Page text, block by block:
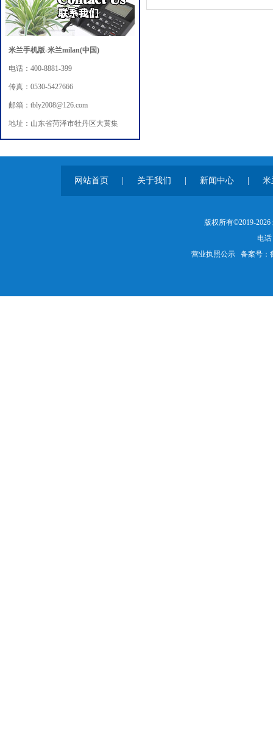
米兰手机版-米兰milan(中国)
电话：400-8881-399
传真：0530-5427666
邮箱：tbly2008@126.com
地址：山东省菏泽市牡丹区大黄集
网站首页 关于我们 新闻中心 米
版权所有©2019-
电话
营业执照公示备案号：鲁